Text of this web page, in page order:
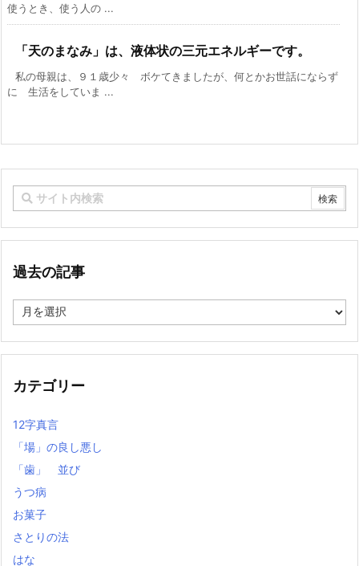
使うとき、使う人の ...
「天のまなみ」は、液体状の三元エネルギーです。
私の母親は、９１歳少々 ボケてきましたが、何とかお世話にならず
に 生活をしていま ...
過去の記事
去
記
カテゴリー
12字真言
「場」の良し悪し
「歯」 並び
うつ病
お菓子
さとりの法
はな